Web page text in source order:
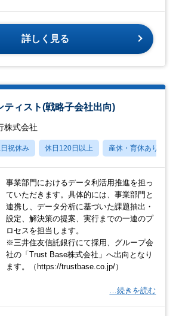
詳しく見る
ティスト(戦略子会社出向)
株式会社
祝休み 休日120日以上 産休・育休あり
事業部門におけるデータ利活用推進を担っ
ていただきます。具体的には、事業部門と
連携し、データ分析に基づいた課題抽出・
設定、解決策の提案、実行までの一連のプ
ロセスを担当します。
※三井住友信託銀行にて採用、グループ会
社の「Trust Base株式会社」へ出向となり
ます。（https://trustbase.co.jp/）
…続きを読む